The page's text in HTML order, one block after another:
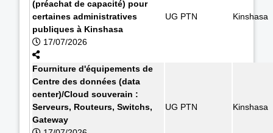
(préachat de capacité) pour
certaines administratives
publiques à Kinshasa
17/07/2026
UG PTN Kinshasa
Fourniture d'équipements de
Centre des données (data
center)/Cloud souverain :
Serveurs, Routeurs, Switchs,
Gateway
UG PTN Kinshasa